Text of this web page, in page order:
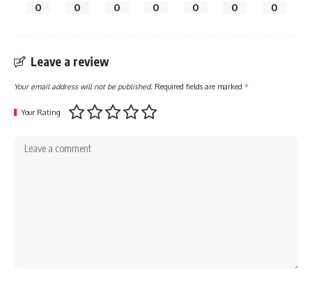
0 0 0 0 0 0 0
Leave a review
Your email address will not be published. Required fields are marked *
Your Rating